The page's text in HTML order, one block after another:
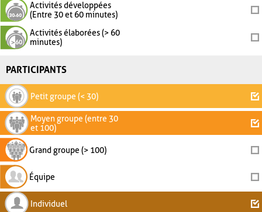
Activités développées
(Entre 30 et 60 minutes)
Activités élaborées (> 60
minutes)
PARTICIPANTS
Petit groupe (< 30)
Moyen groupe (entre 30
et 100)
Grand groupe (> 100)
Équipe
Individuel